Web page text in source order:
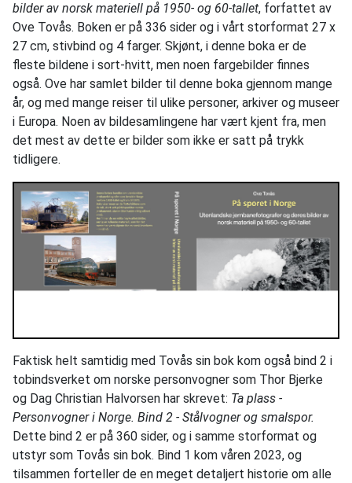
bilder av norsk materiell på 1950- og 60-tallet, forfattet av
Ove Tovås. Boken er på 336 sider og i vårt storformat 27 x
27 cm, stivbind og 4 farger. Skjønt, i denne boka er de
fleste bildene i sort-hvitt, men noen fargebilder finnes
også. Ove har samlet bilder til denne boka gjennom mange
år, og med mange reiser til ulike personer, arkiver og museer
i Europa. Noen av bildesamlingene har vært kjent fra, men
det mest av dette er bilder som ikke er satt på trykk
tidligere.
Faktisk helt samtidig med Tovås sin bok kom også bind 2 i
tobindsverket om norske personvogner som Thor Bjerke
og Dag Christian Halvorsen har skrevet: Ta plass -
Personvogner i Norge. Bind 2 - Stålvogner og smalspor.
Dette bind 2 er på 360 sider, og i samme storformat og
utstyr som Tovås sin bok. Bind 1 kom våren 2023, og
tilsammen forteller de en meget detaljert historie om alle